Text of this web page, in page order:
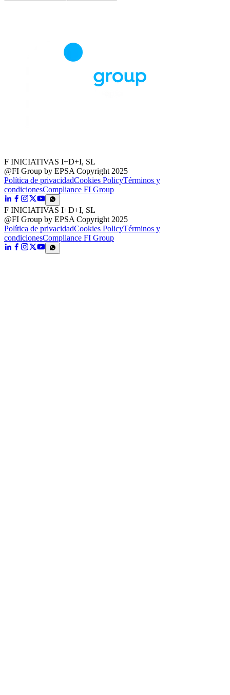
F INICIATIVAS I+D+I, SL
@FI Group by EPSA Copyright 2025
Política de privacidadCookies PolicyTérminos y
condicionesCompliance FI Group
F INICIATIVAS I+D+I, SL
@FI Group by EPSA Copyright 2025
Política de privacidadCookies PolicyTérminos y
condicionesCompliance FI Group